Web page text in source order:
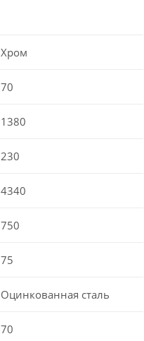
Хром
70
1380
230
4340
750
75
Оцинкованная сталь
70